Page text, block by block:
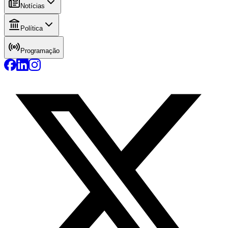
Notícias
Política
Programação